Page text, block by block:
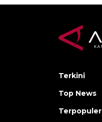
Terkini
Top News
Terpopuler